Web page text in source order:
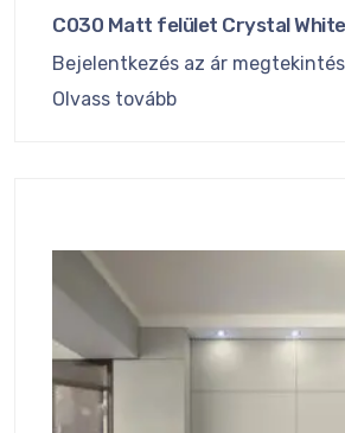
C030 Matt felület Crystal White
Bejelentkezés az ár
Olvass tovább